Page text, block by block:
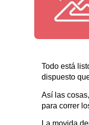
Todo está
dispuesto
Así las
para correr